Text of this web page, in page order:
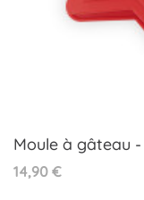
Moule à gâteau
Prix
14,90 €